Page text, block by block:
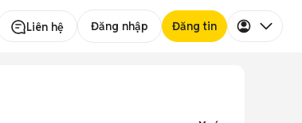
Liên hệ Đăng nhập Đăng tin